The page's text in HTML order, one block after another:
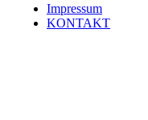
Impressum
KONTAKT